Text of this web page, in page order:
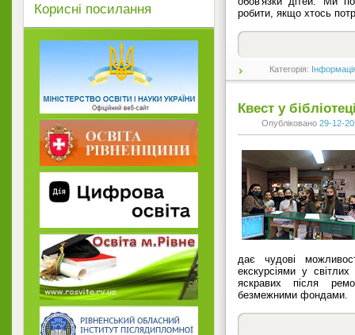
робити, якщо хтось
Категорія:
Квест у
Опубліковано 29-12-
дає чудові
екскурсіями у
яскравих після
безмежними фондами.
Корисні посилання